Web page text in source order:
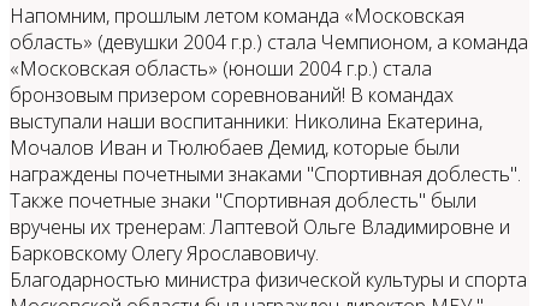
Напомним, прошлым летом команда «Московская
область» (девушки 2004 г.р.) стала Чемпионом, а команда
«Московская область» (юноши 2004 г.р.) стала
бронзовым призером соревнований! В командах
выступали наши воспитанники: Николина Екатерина,
Мочалов Иван и Тюлюбаев Демид, которые были
награждены почетными знаками "Спортивная доблесть".
Также почетные знаки "Спортивная доблесть" были
вручены их тренерам: Лаптевой Ольге Владимировне и
Барковскому Олегу Ярославовичу.
Благодарностью министра физической культуры и спорта